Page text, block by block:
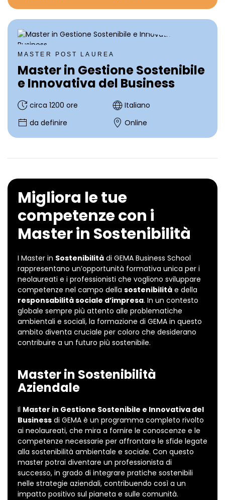
MASTER POST LAUREA
Master in Gestione Sostenibile
e Innovativa del Business
circa 1200 ore
Italiano
da definire
Online
Migliora le tue
competenze con i
Master in Sostenibilità
I Master in Sostenibilità di GEMA Business School
rappresentano un’opportunità formativa unica per i
neolaureati e i professionisti che vogliono sviluppare
competenze nel campo della sostenibilità e della
responsabilità sociale d’impresa. In un contesto
globale sempre più attento alle problematiche
ambientali e sociali, la formazione di GEMA in questo
ambito diventa cruciale per coloro che desiderano
contribuire a un futuro più sostenibile.
Master in Sostenibilità
Aziendale
Il Master in Gestione Sostenibile e Innovativa del
Business di GEMA è un programma completo rivolto
ai neolaureati, che mira a fornire le conoscenze e le
competenze necessarie per affrontare le sfide legate
alla sostenibilità ambientale e sociale. Con questo
master potrai diventare un professionista di
successo, in grado di integrare pratiche sostenibili
nelle strategie aziendali, contribuendo così a un
impatto positivo sul pianeta e sulle comunità.